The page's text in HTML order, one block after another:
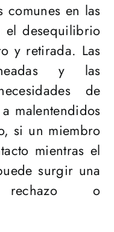
comunes en las
el desequilibrio
y retirada. Las
y las
de
malentendidos
si un miembro
mientras el
surgir una
o